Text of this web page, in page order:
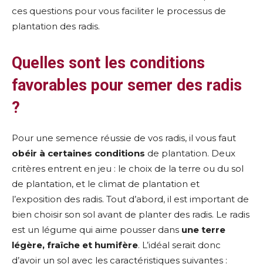
ces questions pour vous faciliter le processus de
plantation des radis.
Quelles sont les conditions
favorables pour semer des radis
?
Pour une semence réussie de vos radis, il vous faut
obéir à certaines conditions de plantation. Deux
critères entrent en jeu : le choix de la terre ou du sol
de plantation, et le climat de plantation et
l’exposition des radis. Tout d’abord, il est important de
bien choisir son sol avant de planter des radis. Le radis
est un légume qui aime pousser dans une terre
légère, fraîche et humifère. L’idéal serait donc
d’avoir un sol avec les caractéristiques suivantes :